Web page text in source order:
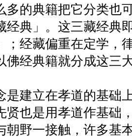
多的典籍把它分类也
经典」。这三藏经典
；经藏偏重在定学，
佛经典籍就分成这三
建立在孝道的基础
贤也是用孝道作基础
朝野一接触，许多基